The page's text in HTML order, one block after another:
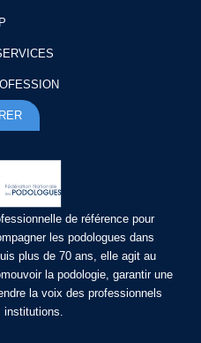
de référence pour
les podologues dans
plus de 70 ans, elle agit au
la podologie, garantir une
la voix des professionnels